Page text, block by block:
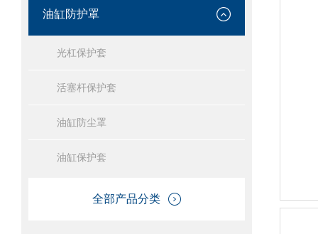
油缸防护罩
光杠保护套
活塞杆保护套
油缸防尘罩
油缸保护套
全部产品分类